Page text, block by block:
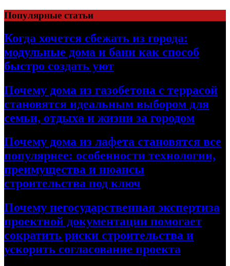
Перейти
к
содержимому
Популярные статьи
Когда хочется сбежать из города:
модульные дома и бани как способ
быстро создать уют
Почему дома из газобетона с террасой
становятся идеальным выбором для
семьи, отдыха и жизни за городом
Почему дома из лафета становятся все
популярнее: особенности технологии,
преимущества и нюансы
строительства под ключ
Почему негосударственная экспертиза
проектной документации помогает
сократить риски строительства и
ускорить согласование проекта